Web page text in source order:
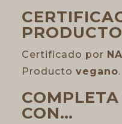
PRODUCTO
Certificado por
Producto vegano.
CON…